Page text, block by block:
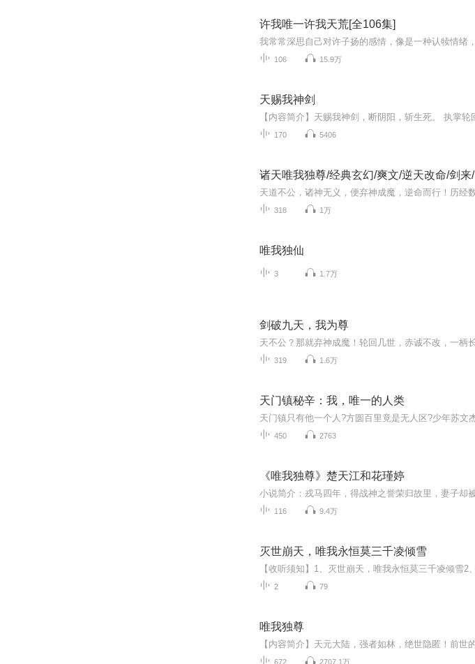
许我唯一许我天荒[全106集]
106 15.9万
天赐我神剑
170 5406
诸天唯我独尊/经典玄幻/爽文/逆天改命/剑来/
318 1万
唯我独仙
3 1.7万
剑破九天，我为尊
319 1.6万
天门镇秘辛：我，唯一的人类
450 2763
《唯我独尊》楚天江和花瑾婷
116 9.4万
灭世崩天，唯我永恒莫三千凌倾雪
2 79
唯我独尊
672 2707.1万